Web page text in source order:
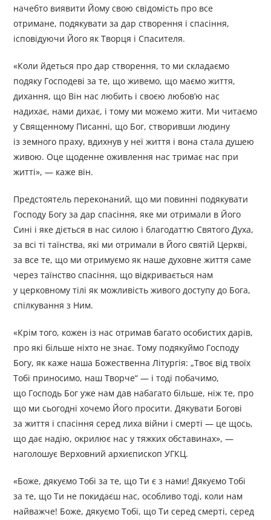
начебто виявити Йому свою свідомість про все
отримане, подякувати за дар створення і спасіння,
ісповідуючи Його як Творця і Спасителя.
«Коли йдеться про дар створення, то ми складаємо
подяку Господеві за те, що живемо, що маємо життя,
дихання, що Він нас любить і своєю любов’ю нас
надихає, нами дихає, і тому ми можемо жити. Ми читаємо
у Священному Писанні, що Бог, створивши людину
із земного праху, вдихнув у неї життя і вона стала душею
живою. Оце щоденне оживлення нас тримає нас при
житті», — каже він.
Предстоятель переконаний, що ми повинні подякувати
Господу Богу за дар спасіння, яке ми отримали в Його
Сині і яке діється в нас силою і благодаттю Святого Духа,
за всі ті таїнства, які ми отримали в Його святій Церкві,
за все те, що ми отримуємо як наше духовне життя саме
через таїнство спасіння, що відкривається нам
у церковному тілі як можливість живого доступу до Бога,
спілкування з Ним.
«Крім того, кожен із нас отримав багато особистих дарів,
про які більше ніхто не знає. Тому подякуймо Господу
Богу, як каже наша Божественна Літургія: „Твоє від твоїх
Тобі приносимо, наш Творче“ — і тоді побачимо,
що Господь Бог уже нам дав набагато більше, ніж те, про
що ми сьогодні хочемо Його просити. Дякувати Богові
за життя і спасіння серед лиха війни і смерті — це щось,
що дає надію, окрилює нас у тяжких обставинах», —
наголошує Верховний архиєпископ УГКЦ.
«Боже, дякуємо Тобі за те, що Ти є з нами! Дякуємо Тобі
за те, що Ти не покидаєш нас, особливо тоді, коли нам
найважче! Боже, дякуємо Тобі, що Ти серед смерті, серед